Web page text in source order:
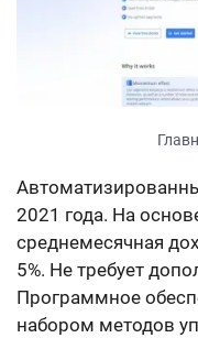
2021 года. На
среднемесячная
5%. Не требует
Программное
набором методов